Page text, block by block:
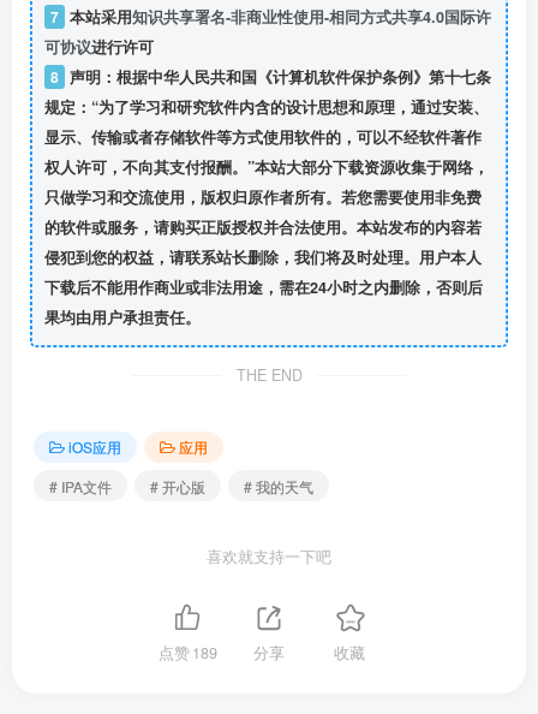
7 本站采用知识共享署名-非商业性使用-相同方式共享4.0国际许
可协议进行许可
8 声明：根据中华人民共和国《计算机软件保护条例》第十七条
规定：“为了学习和研究软件内含的设计思想和原理，通过安装、
显示、传输或者存储软件等方式使用软件的，可以不经软件著作
权人许可，不向其支付报酬。”本站大部分下载资源收集于网络，
只做学习和交流使用，版权归原作者所有。若您需要使用非免费
的软件或服务，请购买正版授权并合法使用。本站发布的内容若
侵犯到您的权益，请联系站长删除，我们将及时处理。用户本人
下载后不能用作商业或非法用途，需在24小时之内删除，否则后
果均由用户承担责任。
THE END
iOS应用
应用
# IPA文件
# 开心版 # 我的天气
喜欢就支持一下吧
点赞189 分享 收藏